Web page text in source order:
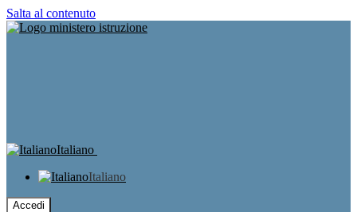
Salta al contenuto
Italiano
Italiano
Accedi